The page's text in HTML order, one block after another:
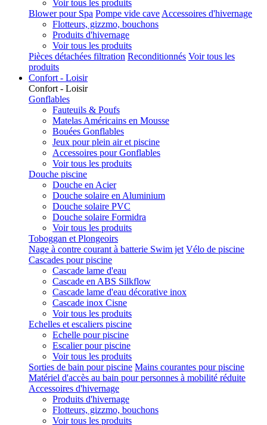
Voir tous les produits
Blower pour Spa Pompe vide cave Accessoires d'hivernage
Flotteurs, gizzmo, bouchons
Produits d'hivernage
Voir tous les produits
Pièces détachées filtration Reconditionnés Voir tous les
produits
Confort - Loisir
Confort - Loisir
Gonflables
Fauteuils & Poufs
Matelas Américains en Mousse
Bouées Gonflables
Jeux pour plein air et piscine
Accessoires pour Gonflables
Voir tous les produits
Douche piscine
Douche en Acier
Douche solaire en Aluminium
Douche solaire PVC
Douche solaire Formidra
Voir tous les produits
Toboggan et Plongeoirs
Nage à contre courant à batterie Swim jet Vélo de piscine
Cascades pour piscine
Cascade lame d'eau
Cascade en ABS Silkflow
Cascade lame d'eau décorative inox
Cascade inox Cisne
Voir tous les produits
Echelles et escaliers piscine
Echelle pour piscine
Escalier pour piscine
Voir tous les produits
Sorties de bain pour piscine Mains courantes pour piscine
Matériel d'accès au bain pour personnes à mobilité réduite
Accessoires d'hivernage
Produits d'hivernage
Flotteurs, gizzmo, bouchons
Voir tous les produits